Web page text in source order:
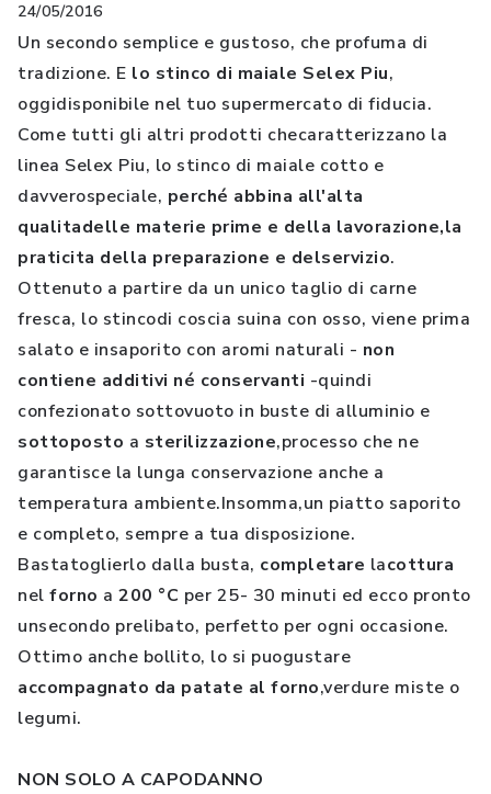
24/05/2016
Un secondo semplice e gustoso, che profuma di
tradizione. E lo stinco di maiale Selex Piu,
oggidisponibile nel tuo supermercato di fiducia.
Come tutti gli altri prodotti checaratterizzano la
linea Selex Piu, lo stinco di maiale cotto e
davverospeciale, perché abbina all'alta
qualitadelle materie prime e della lavorazione,la
praticita della preparazione e delservizio.
Ottenuto a partire da un unico taglio di carne
fresca, lo stincodi coscia suina con osso, viene prima
salato e insaporito con aromi naturali - non
contiene additivi né conservanti -quindi
confezionato sottovuoto in buste di alluminio e
sottoposto a sterilizzazione,processo che ne
garantisce la lunga conservazione anche a
temperatura ambiente.Insomma,un piatto saporito
e completo, sempre a tua disposizione.
Bastatoglierlo dalla busta, completare lacottura
nel forno a 200 °C per 25- 30 minuti ed ecco pronto
unsecondo prelibato, perfetto per ogni occasione.
Ottimo anche bollito, lo si puogustare
accompagnato da patate al forno,verdure miste o
legumi.
NON SOLO A CAPODANNO